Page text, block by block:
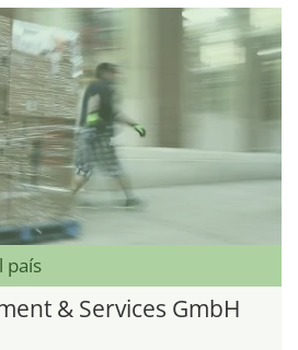
país
& Services GmbH